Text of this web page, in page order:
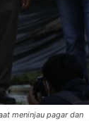
meninjau pagar dan